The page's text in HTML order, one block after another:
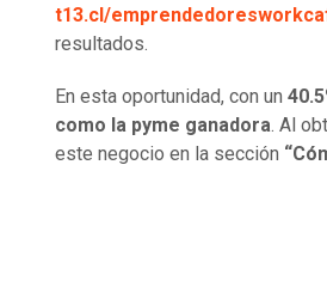
t13.cl/
resultados.
En esta oportunidad, con un
como la pyme ganadora. Al
este negocio en la sección